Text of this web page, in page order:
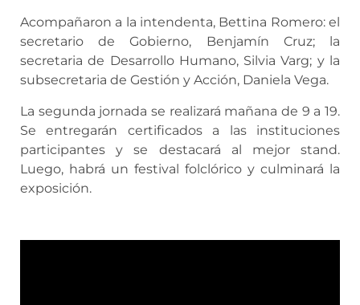
Acompañaron a la intendenta, Bettina Romero: el
secretario de Gobierno, Benjamín Cruz; la
secretaria de Desarrollo Humano, Silvia Varg; y la
subsecretaria de Gestión y Acción, Daniela Vega.
La segunda jornada se realizará mañana de 9 a 19.
Se entregarán certificados a las instituciones
participantes y se destacará al mejor stand.
Luego, habrá un festival folclórico y culminará la
exposición.